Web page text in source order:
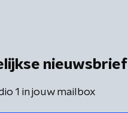
nieuwsbrief
1 in jouw mailbox